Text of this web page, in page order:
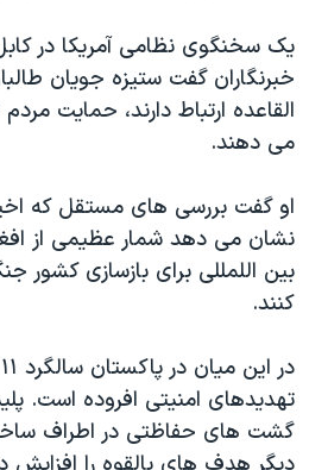
اقتصادی
علم و فناوری
آرشیو پخش زنده
حمله جمهوری اسلامی به اسرائیل
رمز مهسا
مجموعه مستندهای دادخواهی
تریبونال مردمی آبان ۹۸
دادگاه حمید نوری
قانون شفافیت دارائی کادر رهبری ایران
اعتراضات مردمی آبان ۹۸
زبانهای مختلف
يک سخنگوی نظامی آمريکا در
خبرنگاران گفت ستيزه جويان
القاعده ارتباط دارند، حمايت
می دهند.
او گفت بررسی های مستقل که
نشان می دهد شمار عظيمی از
بين اللمللی برای بازسازی کشور
کنند.
تهديدهای امنيتی افروده است.
گشت های حفاظتی در اطراف